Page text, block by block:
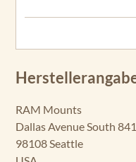
RAM Mounts
Dallas Avenue South
98108 Seattle